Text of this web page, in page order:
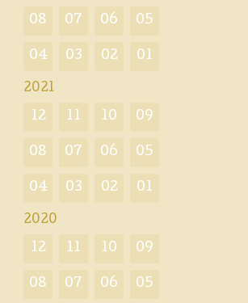
08 07 06 05
04 03 02 01
2021
12 11 10 09
08 07 06 05
04 03 02 01
2020
12 11 10 09
08 07 06 05